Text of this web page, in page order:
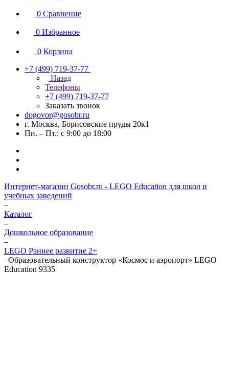
0 Сравнение
0 Избранное
0 Корзина
+7 (499) 719-37-77
Назад
Телефоны
+7 (499) 719-37-77
Заказать звонок
dogovor@gosobr.ru
г. Москва, Борисовские пруды 20к1
Пн. – Пт.: с 9:00 до 18:00
Интернет-магазин Gosobr.ru - LEGO Education для школ и
учебных заведений
–
Каталог
–
Дошкольное образование
–
LEGO Раннее развитие 2+
–Образовательный конструктор «Космос и аэропорт» LEGO
Education 9335